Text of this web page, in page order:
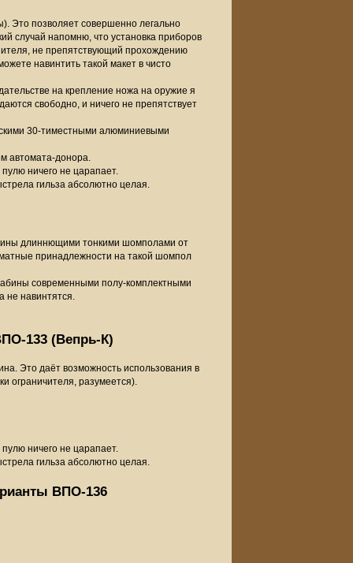
Это позволяет совершенно легально
случай напомню, что установка приборов
не препятствующий прохождению
навинтить такой макет в чисто
на крепление ножа на оружие я
свободно, и ничего не препятствует
30-тиместными алюминиевыми
автомата-донора.
ничего не царапает.
гильза абсолютно целая.
длиннющими тонкими шомполами от
принадлежности на такой шомпол
современными полу-комплектными
не навинтятся.
133 (Вепрь-К)
Это даёт возможность использования в
ограничителя, разумеется).
ничего не царапает.
гильза абсолютно целая.
ВПО-136